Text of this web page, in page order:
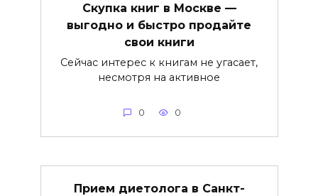
Скупка книг в Москве —
выгодно и быстро продайте
свои книги
Сейчас интерес к книгам не угасает,
несмотря на активное
0 0
Прием диетолога в Санкт-